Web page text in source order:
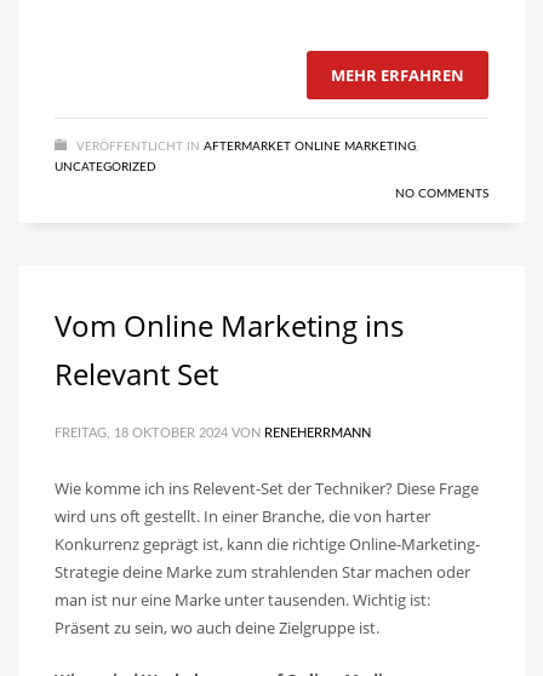
MEHR ERFAHREN
VERÖFFENTLICHT IN AFTERMARKET ONLINE MARKETING
UNCATEGORIZED
NO COMMENTS
Vom Online Marketing ins
Relevant Set
FREITAG, 18 OKTOBER 2024 VON RENEHERRMANN
Wie komme ich ins Relevent-Set der Techniker? Diese Frage
wird uns oft gestellt. In einer Branche, die von harter
Konkurrenz geprägt ist, kann die richtige Online-Marketing-
Strategie deine Marke zum strahlenden Star machen oder
man ist nur eine Marke unter tausenden. Wichtig ist:
Präsent zu sein, wo auch deine Zielgruppe ist.